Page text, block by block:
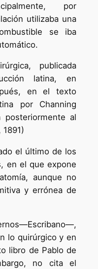
por
utilizaba una
se iba
publicada
latina, en
en el texto
por Channing
posteriormente al
el último de los
en el que expone
aunque no
y errónea de
lo quirúrgico y en
libro de Pablo de
no cita el